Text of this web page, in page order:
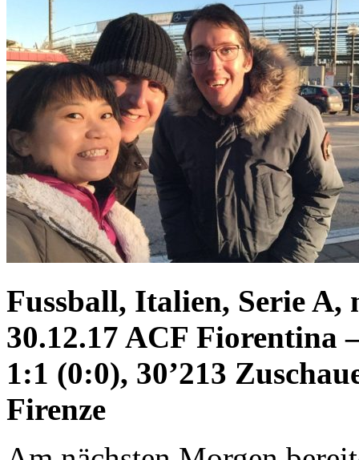
Fussball, Italien, Serie A,
30.12.17 ACF Fiorentina
1:1 (0:0), 30’213
Firenze